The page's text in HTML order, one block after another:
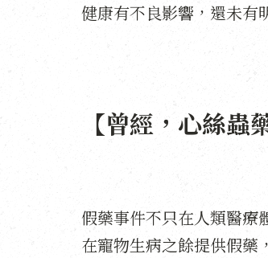
健康有不良影響，還未有
【曾經，心絲蟲
假藥事件不只在人類醫療
在寵物生病之餘提供假藥